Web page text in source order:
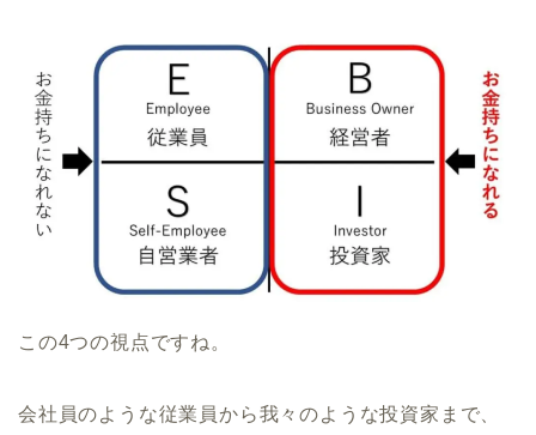
この4つの視点ですね。
会社員のような従業員から我々のような投資家まで、